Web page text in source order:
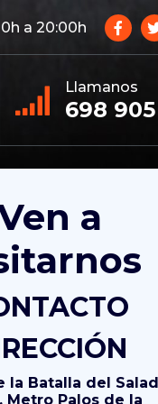
a 20:00h
Llamanos
698
a
la Batalla del
Metro Palos de la